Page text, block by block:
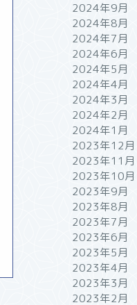
2024年9月
2024年8月
2024年7月
2024年6月
2024年5月
2024年4月
2024年3月
2024年2月
2024年1月
2023年12月
2023年11月
2023年10月
2023年9月
2023年8月
2023年7月
2023年6月
2023年5月
2023年4月
2023年3月
2023年2月